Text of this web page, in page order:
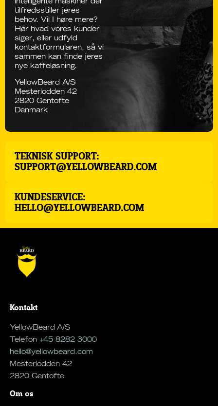
intelligente maskiner der
tilfredsstiller jeres
behov. Vil I høre mere?
Hør hvad vores kunder
siger, eller udfyld
kontaktformularen, så vi
sammen kan finde jeres
nye kaffeløsning.
YellowBeard A/S
Mesterlodden 42
2820 Gentofte
Denmark
TEKNISK SUPPORT:
SUPPORT@YELLOWBEARD.COM
KUNDESERVICE:
HELLO@YELLOWBEARD.COM
Kontakt
YellowBeard A/S
Telefon +45 8282 3000
hello@yellowbeard.com
Mesterlodden 42
2820 Gentofte
Om os